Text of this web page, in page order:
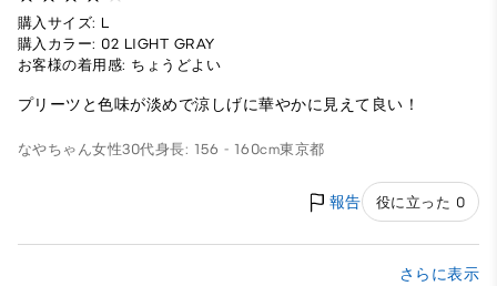
購入サイズ: L
購入カラー: 02 LIGHT GRAY
お客様の着用感: ちょうどよい
プリーツと色味が淡めで涼しげに華やかに見えて良い！
なやちゃん女性30代身長: 156 - 160cm東京都
報告 役に立った 0
さらに表示